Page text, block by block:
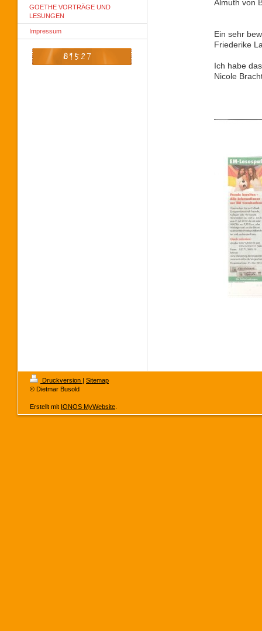
Almuth von
Ein sehr
Friederike
Ich habe
Nicole
GOETHE VORTRÄGE UND
LESUNGEN
Impressum
Druckversion | Sitemap
© Dietmar Busold
Erstellt mit IONOS MyWebsite